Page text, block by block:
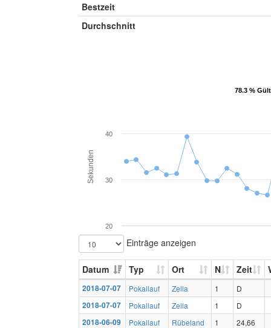
Bestzeit
Durchschnitt
78.3 %
78.3 %
Sekunden
20
30
40
Einträge anzeigen
Datum Typ Ort N Zeit
2018-07-07 Pokallauf Zella 1
D
2018-07-07
Pokallauf Zella 1
D
2018-06-09
Pokallauf Rübeland 1
24,66